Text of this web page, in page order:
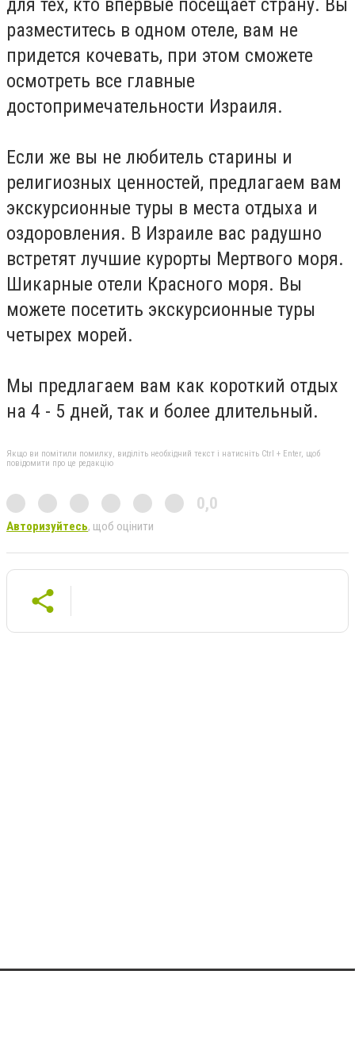
для тех, кто впервые посещает страну. Вы
разместитесь в одном отеле, вам не
придется кочевать, при этом сможете
осмотреть все главные
достопримечательности Израиля.
Если же вы не любитель старины и
религиозных ценностей, предлагаем вам
экскурсионные туры в места отдыха и
оздоровления. В Израиле вас радушно
встретят лучшие курорты Мертвого моря.
Шикарные отели Красного моря. Вы
можете посетить экскурсионные туры
четырех морей.
Мы предлагаем вам как короткий отдых
на 4 - 5 дней, так и более длительный.
Якщо ви помітили помилку, виділіть необхідний текст і натисніть Ctrl + Enter, щоб
повідомити про це редакцію
0,0
Авторизуйтесь, щоб оцінити